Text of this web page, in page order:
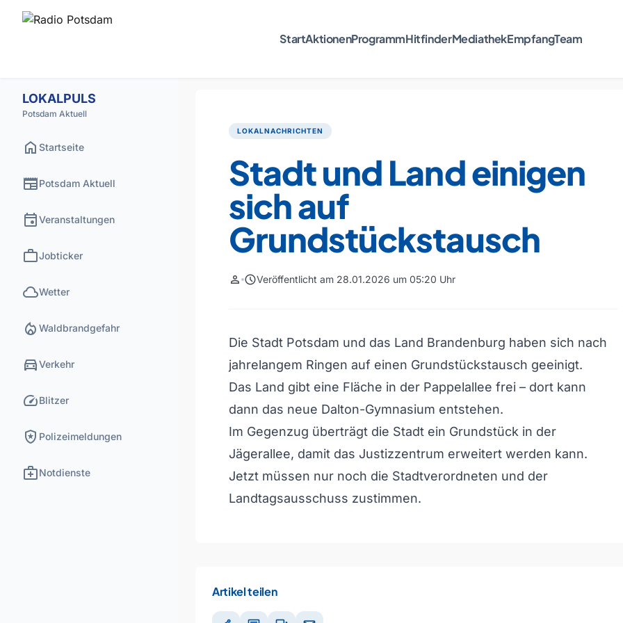
StartAktionenProgrammHitfinderMediathekEmpfangTeam
LOKALPULS
Potsdam Aktuell
home Startseite
newspaperPotsdam Aktuell
eventVeranstaltungen
workJobticker
cloudWetter
local_fire_department Waldbrandgefahr
directions_carVerkehr
speedBlitzer
local_police Polizeimeldungen
medical_servicesNotdienste
LOKALNACHRICHTEN
Stadt und Land einigen
sich auf
Grundstückstausch
person scheduleVeröffentlicht am 28.01.2026 um 05:20 Uhr
Die Stadt Potsdam und das Land Brandenburg haben sich nach
jahrelangem Ringen auf einen Grundstückstausch geeinigt.
Das Land gibt eine Fläche in der Pappelallee frei – dort kann
dann das neue Dalton-Gymnasium entstehen.
Im Gegenzug überträgt die Stadt ein Grundstück in der
Jägerallee, damit das Justizzentrum erweitert werden kann.
Jetzt müssen nur noch die Stadtverordneten und der
Landtagsausschuss zustimmen.
Artikel teilen